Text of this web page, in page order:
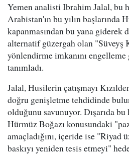
Yemen analisti Ibrahim Jalal, bu
Arabistan'ın bu yılın başlarında
kapanmasından bu yana giderek
alternatif güzergah olan "Süveyş
yönlendirme imkanını
tanımladı.
Jalal, Husilerin çatışmayı
doğru genişletme tehdidinde
olduğunu savunuyor. Dışarıda
Hürmüz Boğazı konusundaki
amaçladığını, içeride ise "Riyad
baskıyı yeniden tesis etmeyi"